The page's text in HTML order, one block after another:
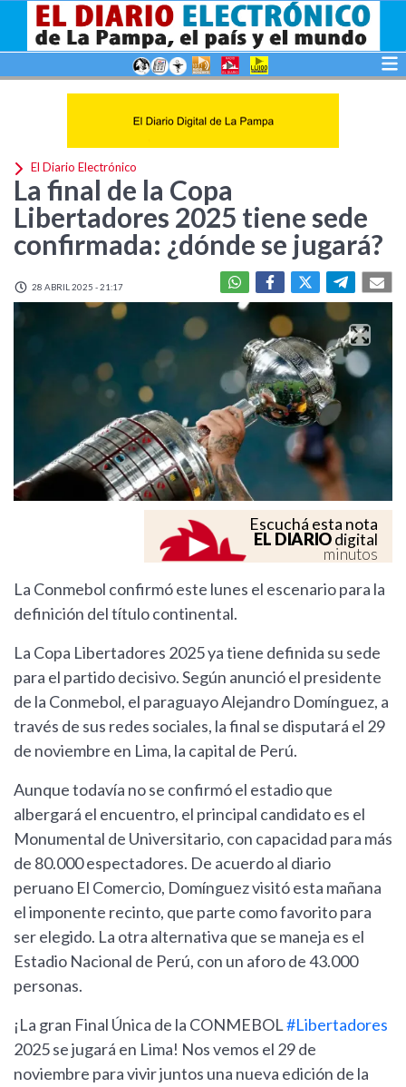
El Diario Electrónico
La final de la Copa
Libertadores 2025 tiene sede
confirmada: ¿dónde se jugará?
28 ABRIL 2025 - 21:17
Escuchá esta nota
EL DIARIOdigital
minutos
La Conmebol confirmó este lunes el escenario para la
definición del título continental.
La Copa Libertadores 2025 ya tiene definida su sede
para el partido decisivo. Según anunció el presidente
de la Conmebol, el paraguayo Alejandro Domínguez, a
través de sus redes sociales, la final se disputará el 29
de noviembre en Lima, la capital de Perú.
Aunque todavía no se confirmó el estadio que
albergará el encuentro, el principal candidato es el
Monumental de Universitario, con capacidad para más
de 80.000 espectadores. De acuerdo al diario
peruano El Comercio, Domínguez visitó esta mañana
el imponente recinto, que parte como favorito para
ser elegido. La otra alternativa que se maneja es el
Estadio Nacional de Perú, con un aforo de 43.000
personas.
¡La gran Final Única de la CONMEBOL#Libertadores
2025 se jugará en Lima! Nos vemos el 29 de
noviembre para vivir juntos una nueva edición de la